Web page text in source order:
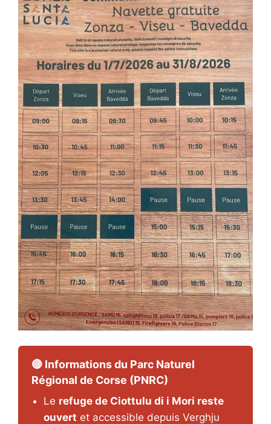
🔴 Informations du Parc Naturel
Régional de Corse (PNRC)
Le refuge de Ciottulu di i Mori reste
ouvert et accessible depuis Verghju